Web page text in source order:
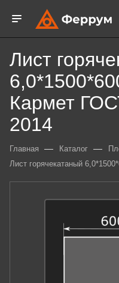
Лист
Кармет
2014
Главная — Каталог —
Лист горячекатаный